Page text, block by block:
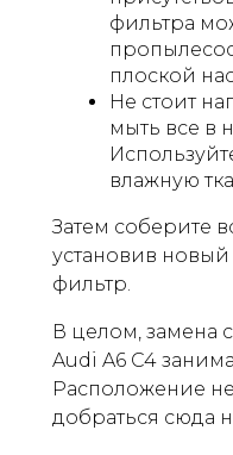
фильтра
плоской
Не стоит
мыть все в
влажную
Затем соберите
установив
фильтр.
В целом, замена
Audi A6 C4
Расположение
добраться сюда